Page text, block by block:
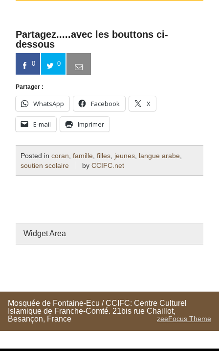
Partagez.....avec les bouttons ci-
dessous
0 0
Partager :
WhatsApp Facebook X
E-mail Imprimer
Posted incoran,famille,filles, jeunes, langue arabe,
soutien scolaire
by CCIFC.net
Widget Area
Mosquée de Fontaine-Ecu / CCIFC: Centre Culturel
Islamique de Franche-Comté. 21bis rue Chaillot,
Besançon, France
zeeFocus Theme